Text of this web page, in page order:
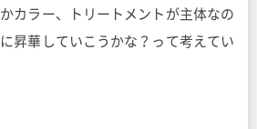
カラー、トリートメントが主体なの
昇華していこうかな？って考えてい